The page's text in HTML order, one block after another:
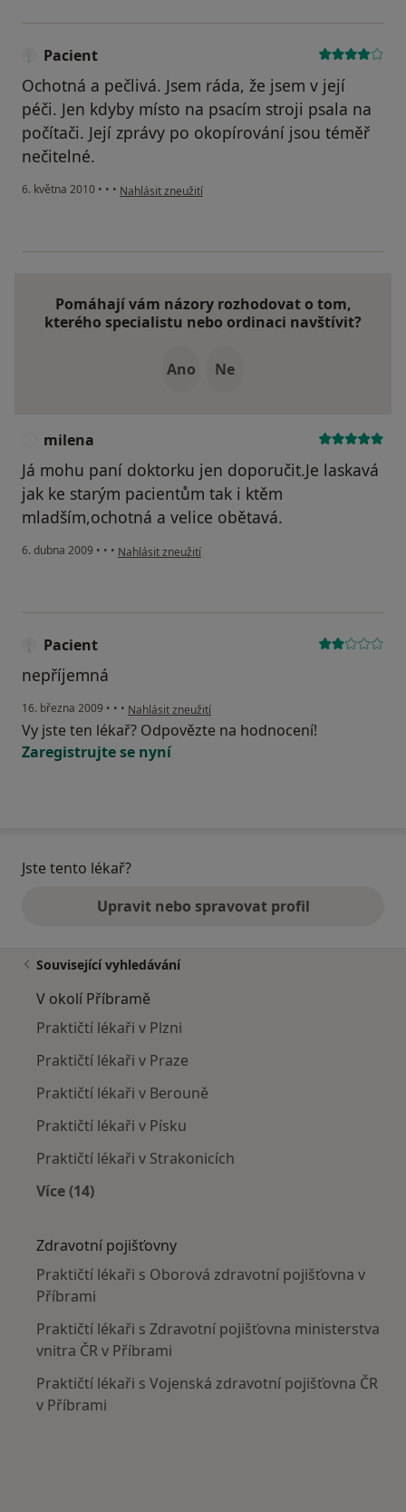
Pacient
Ochotná a pečlivá. Jsem ráda, že jsem v její
péči. Jen kdyby místo na psacím stroji psala na
počítači. Její zprávy po okopírování jsou téměř
nečitelné.
6. května 2010 • • • podle názoru uživatele Pacient
Nahlásit zneužití
Pomáhají vám názory rozhodovat o tom,
kterého specialistu nebo ordinaci navštívit?
Ano Ne
milena
Já mohu paní doktorku jen doporučit.Je laskavá
jak ke starým pacientům tak i ktěm
mladším,ochotná a velice obětavá.
6. dubna 2009 • • • podle názoru uživatele milena
Nahlásit zneužití
Pacient
nepříjemná
16. března 2009 • • • podle názoru uživatele Pacient
Nahlásit zneužití
Vy jste ten lékař? Odpovězte na hodnocení!
Zaregistrujte se nyní
Jste tento lékař?
Upravit nebo spravovat profil
Související vyhledávání
V okolí Příbramě
Praktičtí lékaři v Plzni
Praktičtí lékaři v Praze
Praktičtí lékaři v Berouně
Praktičtí lékaři v Písku
Praktičtí lékaři v Strakonicích
Více (14)
Zdravotní pojišťovny
Praktičtí lékaři s Oborová zdravotní pojišťovna v
Příbrami
Praktičtí lékaři s Zdravotní pojišťovna ministerstva
vnitra ČR v Příbrami
Praktičtí lékaři s Vojenská zdravotní pojišťovna ČR
v Příbrami